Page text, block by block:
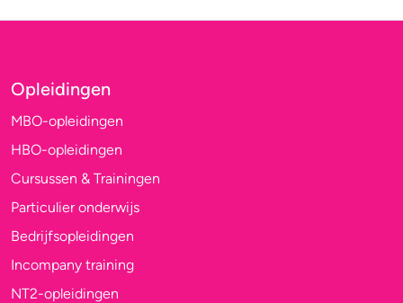
Opleidingen
MBO-opleidingen
HBO-opleidingen
Cursussen & Trainingen
Particulier onderwijs
Bedrijfsopleidingen
Incompany training
NT2-opleidingen